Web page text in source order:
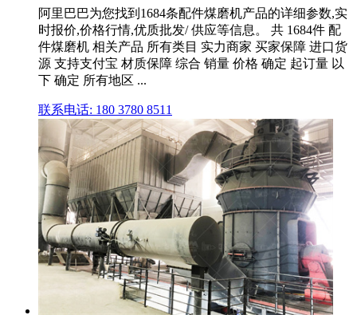
阿里巴巴为您找到1684条配件煤磨机产品的详细参数,实
时报价,价格行情,优质批发/ 供应等信息。 共 1684件 配
件煤磨机 相关产品 所有类目 实力商家 买家保障 进口货
源 支持支付宝 材质保障 综合 销量 价格 确定 起订量 以
下 确定 所有地区 ...
联系电话: 180 3780 8511